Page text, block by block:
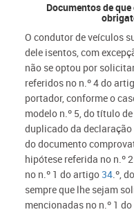
Documentos de
O condutor de veículos
dele isentos, com
não se optou por
referidos no n.º 4 do
portador, conforme o
modelo n.º 5, do título
duplicado da declaração
do documento
hipótese referida no n.º
no n.º 1 do artigo 34.º,
sempre que lhe sejam
mencionadas no n.º 1